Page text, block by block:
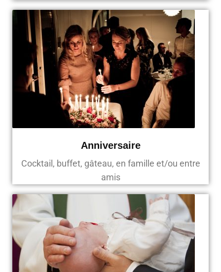
Anniversaire
Cocktail, buffet, gâteau, en famille et/ou entre
amis